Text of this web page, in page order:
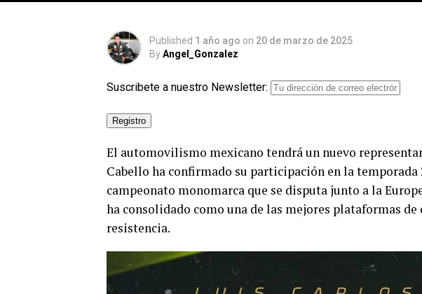
Published 1 año ago on 20 de marzo de 2025
ByAngel_Gonzalez
Suscribete a nuestro Newsletter:
El automovilismo mexicano tendrá un nuevo
Cabello ha confirmado su participación en la temporada
campeonato monomarca que se disputa junto a la
ha consolidado como una de las mejores plataformas
resistencia.